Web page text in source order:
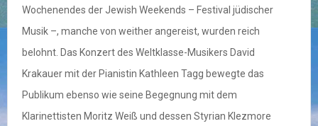
Wochenendes der Jewish Weekends – Festival jüdischer
Musik –, manche von weither angereist, wurden reich
belohnt. Das Konzert des Weltklasse-Musikers David
Krakauer mit der Pianistin Kathleen Tagg bewegte das
Publikum ebenso wie seine Begegnung mit dem
Klarinettisten Moritz Weiß und dessen Styrian Klezmore